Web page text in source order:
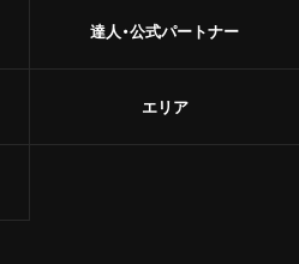
達人・公式パートナー
エリア